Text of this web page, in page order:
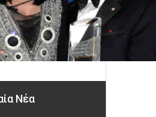
Νέα